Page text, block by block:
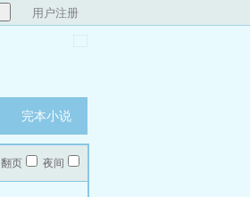
用户注册
完本小说
翻页 夜间